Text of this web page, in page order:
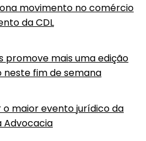
movimento no comércio
da CDL
promove mais uma edição
neste fim de semana
o maior evento jurídico da
Advocacia